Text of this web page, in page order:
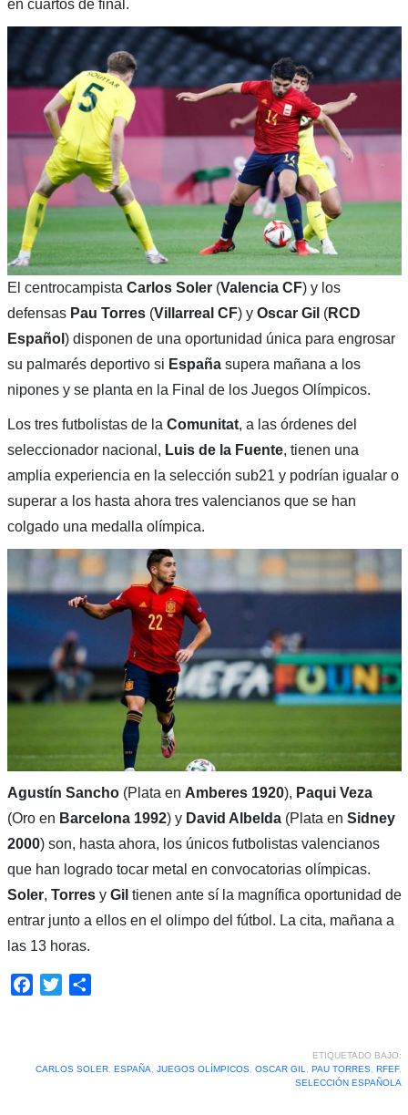
en cuartos de final.
El centrocampista Carlos Soler(Valencia CF) y los
defensas Pau Torres(Villarreal CF) y Oscar Gil (RCD
Español ) disponen de una oportunidad única para engrosar
su palmarés deportivo si España supera mañana a los
nipones y se planta en la Final de los Juegos Olímpicos.
Los tres futbolistas de la Comunitat, a las órdenes del
seleccionador nacional, Luis de la Fuente, tienen una
amplia experiencia en la selección sub21 y podrían igualar o
superar a los hasta ahora tres valencianos que se han
colgado una medalla olímpica.
Agustín Sancho(Plata en Amberes 1920), Paqui Veza
(Oro en Barcelona 1992) y David Albelda (Plata en Sidney
2000) son, hasta ahora, los únicos futbolistas valencianos
que han logrado tocar metal en convocatorias olímpicas.
Soler, Torres y Gil tienen ante sí la magnífica oportunidad de
entrar junto a ellos en el olimpo del fútbol. La cita, mañana a
las 13 horas.
Facebook
Twitter
ETIQUETADO BAJO:
CARLOS SOLER, ESPAÑA JUEGOS OLÍMPICOS, OSCAR GIL PAU TORRES, RFEF,
SELECCIÓN ESPAÑOLA